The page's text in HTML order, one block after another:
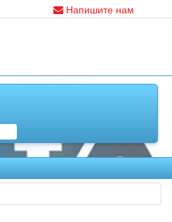
Напишите нам